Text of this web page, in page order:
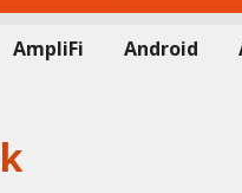
AmpliFi Android